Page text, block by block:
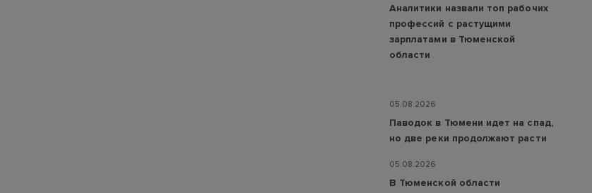
Аналитики назвали топ рабочих
профессий с растущими
зарплатами в Тюменской
области
05.08.2026
Паводок в Тюмени идет на спад,
но две реки продолжают расти
05.08.2026
В Тюменской области